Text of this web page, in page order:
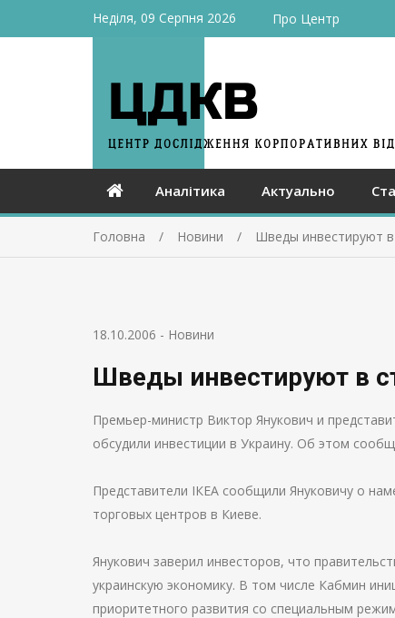
Неділя, 09 Серпня 2026 Про Центр
Аналітика Актуально
Головна Новини Шведы инвестируют
18.10.2006 - Новини
Шведы инвестируют в
Премьер-министр Виктор Янукович и
обсудили инвестиции в Украину. Об этом
Представители ІКЕА сообщили Януковичу о
торговых центров в Киеве.
Янукович заверил инвесторов, что
украинскую экономику. В том числе Кабмин
приоритетного развития со специальным